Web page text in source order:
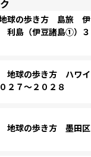
球の歩き方 島旅 伊
利島（伊豆諸島①）３
地球の歩き方 ハワイ
２７～２０２８
地球の歩き方 墨田区